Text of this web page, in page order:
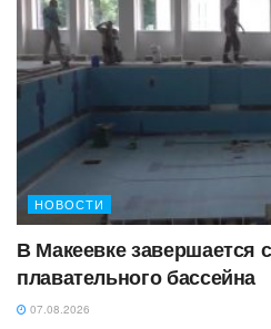
НОВОСТИ
В Макеевке завершается
плавательного бассейна
07.08.2026